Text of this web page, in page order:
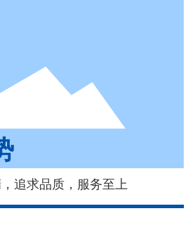
追求品质，服务至上